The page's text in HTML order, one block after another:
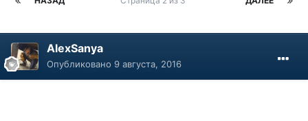
AlexSanya
Опубликовано 9 августа, 2016